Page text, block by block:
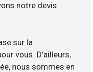
notre devis
sur la
vous. D’ailleurs,
nous sommes en